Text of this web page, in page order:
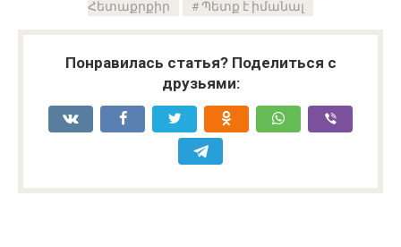
Հետաքրքիր
Պետք է իմանալ
Понравилась статья? Поделиться с
друзьями: